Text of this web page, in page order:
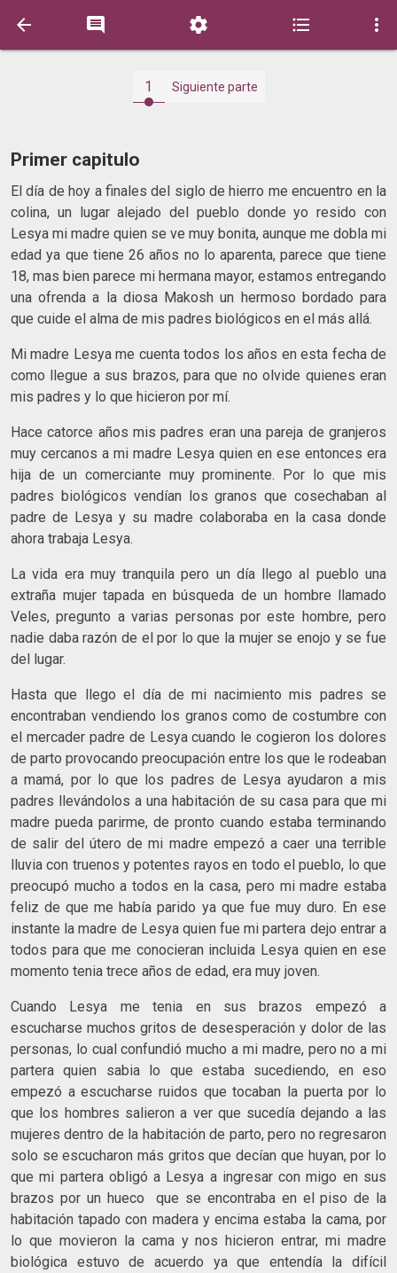
    
1 Siguiente parte
Primer capitulo
El día de hoy a finales del siglo de hierro me encuentro en la
colina, un lugar alejado del pueblo donde yo resido con
Lesya mi madre quien se ve muy bonita, aunque me dobla mi
edad ya que tiene 26 años no lo aparenta, parece que tiene
18, mas bien parece mi hermana mayor, estamos entregando
una ofrenda a la diosa Makosh un hermoso bordado para
que cuide el alma de mis padres biológicos en el más allá.
Mi madre Lesya me cuenta todos los años en esta fecha de
como llegue a sus brazos, para que no olvide quienes eran
mis padres y lo que hicieron por mí.
Hace catorce años mis padres eran una pareja de granjeros
muy cercanos a mi madre Lesya quien en ese entonces era
hija de un comerciante muy prominente. Por lo que mis
padres biológicos vendían los granos que cosechaban al
padre de Lesya y su madre colaboraba en la casa donde
ahora trabaja Lesya.
La vida era muy tranquila pero un día llego al pueblo una
extraña mujer tapada en búsqueda de un hombre llamado
Veles, pregunto a varias personas por este hombre, pero
nadie daba razón de el por lo que la mujer se enojo y se fue
del lugar.
Hasta que llego el día de mi nacimiento mis padres se
encontraban vendiendo los granos como de costumbre con
el mercader padre de Lesya cuando le cogieron los dolores
de parto provocando preocupación entre los que le rodeaban
a mamá, por lo que los padres de Lesya ayudaron a mis
padres llevándolos a una habitación de su casa para que mi
madre pueda parirme, de pronto cuando estaba terminando
de salir del útero de mi madre empezó a caer una terrible
lluvia con truenos y potentes rayos en todo el pueblo, lo que
preocupó mucho a todos en la casa, pero mi madre estaba
feliz de que me había parido ya que fue muy duro. En ese
instante la madre de Lesya quien fue mi partera dejo entrar a
todos para que me conocieran incluida Lesya quien en ese
momento tenia trece años de edad, era muy joven.
Cuando Lesya me tenia en sus brazos empezó a
escucharse muchos gritos de desesperación y dolor de las
personas, lo cual confundió mucho a mi madre, pero no a mi
partera quien sabia lo que estaba sucediendo, en eso
empezó a escucharse ruidos que tocaban la puerta por lo
que los hombres salieron a ver que sucedía dejando a las
mujeres dentro de la habitación de parto, pero no regresaron
solo se escucharon más gritos que decían que huyan, por lo
que mi partera obligó a Lesya a ingresar con migo en sus
brazos por un hueco que se encontraba en el piso de la
habitación tapado con madera y encima estaba la cama, por
lo que movieron la cama y nos hicieron entrar, mi madre
biológica estuvo de acuerdo ya que entendía la difícil